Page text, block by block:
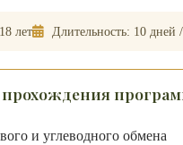
лет Длительность: 10
и углеводного обмена